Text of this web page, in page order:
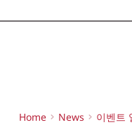
Home News 이벤트